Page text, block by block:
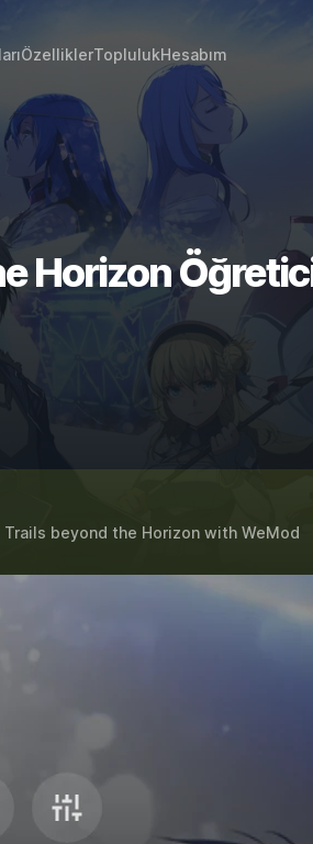
ÖzelliklerToplulukHesabım
Horizon
beyond the Horizonwith WeMod